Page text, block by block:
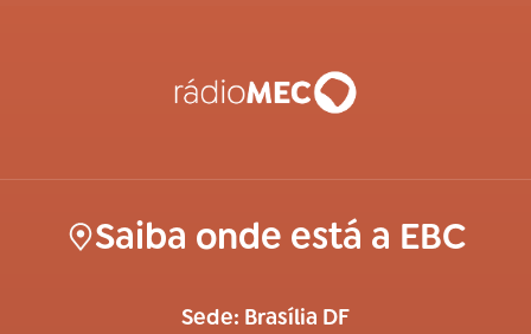
Saiba onde está a EBC
Sede: Brasília DF